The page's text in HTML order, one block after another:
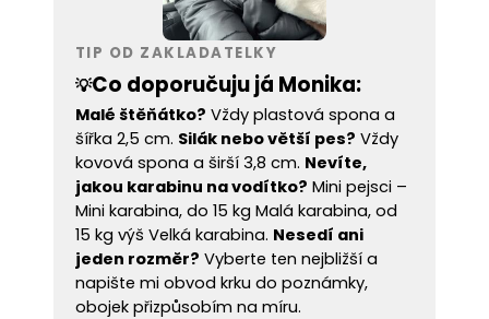
TIP OD ZAKLADATELKY
💡Co doporučuju já Monika:
Malé štěňátko? Vždy plastová spona a
šířka 2,5 cm. Silák nebo větší pes? Vždy
kovová spona a širší 3,8 cm. Nevíte,
jakou karabinu na vodítko? Mini pejsci –
Mini karabina, do 15 kg Malá karabina, od
15 kg výš Velká karabina. Nesedí ani
jeden rozměr? Vyberte ten nejbližší a
napište mi obvod krku do poznámky,
obojek přizpůsobím na míru.